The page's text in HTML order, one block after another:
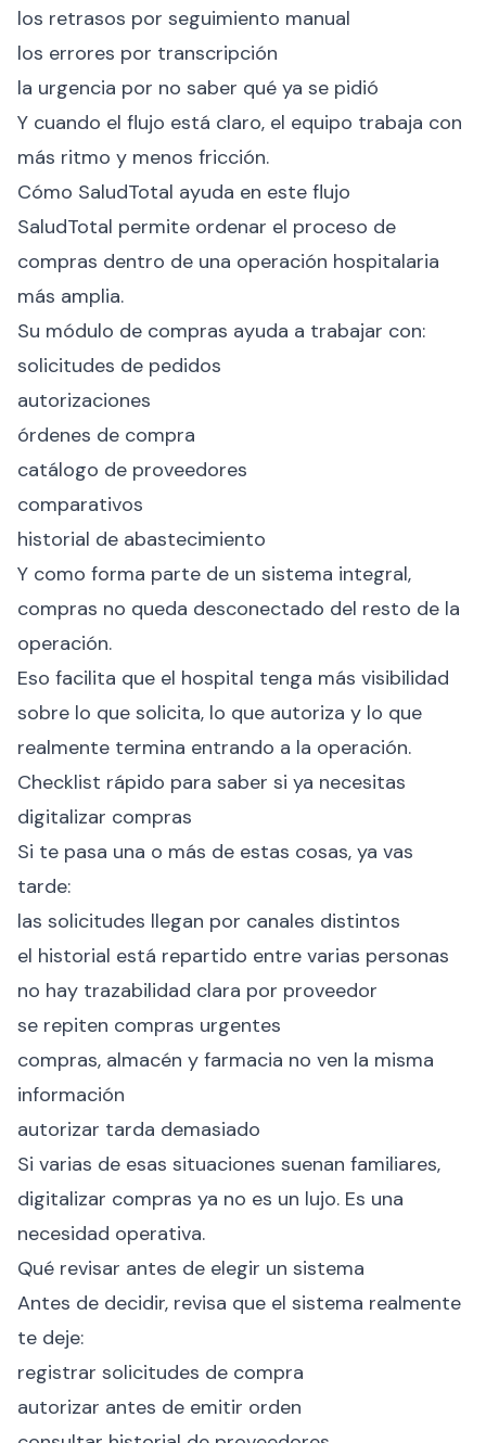
los retrasos por seguimiento manual
los errores por transcripción
la urgencia por no saber qué ya se pidió
Y cuando el flujo está claro, el equipo trabaja con
más ritmo y menos fricción.
Cómo SaludTotal ayuda en este flujo
SaludTotal permite ordenar el proceso de
compras dentro de una operación hospitalaria
más amplia.
Su módulo de compras ayuda a trabajar con:
solicitudes de pedidos
autorizaciones
órdenes de compra
catálogo de proveedores
comparativos
historial de abastecimiento
Y como forma parte de un sistema integral,
compras no queda desconectado del resto de la
operación.
Eso facilita que el hospital tenga más visibilidad
sobre lo que solicita, lo que autoriza y lo que
realmente termina entrando a la operación.
Checklist rápido para saber si ya necesitas
digitalizar compras
Si te pasa una o más de estas cosas, ya vas
tarde:
las solicitudes llegan por canales distintos
el historial está repartido entre varias personas
no hay trazabilidad clara por proveedor
se repiten compras urgentes
compras, almacén y farmacia no ven la misma
información
autorizar tarda demasiado
Si varias de esas situaciones suenan familiares,
digitalizar compras ya no es un lujo. Es una
necesidad operativa.
Qué revisar antes de elegir un sistema
Antes de decidir, revisa que el sistema realmente
te deje:
registrar solicitudes de compra
autorizar antes de emitir orden